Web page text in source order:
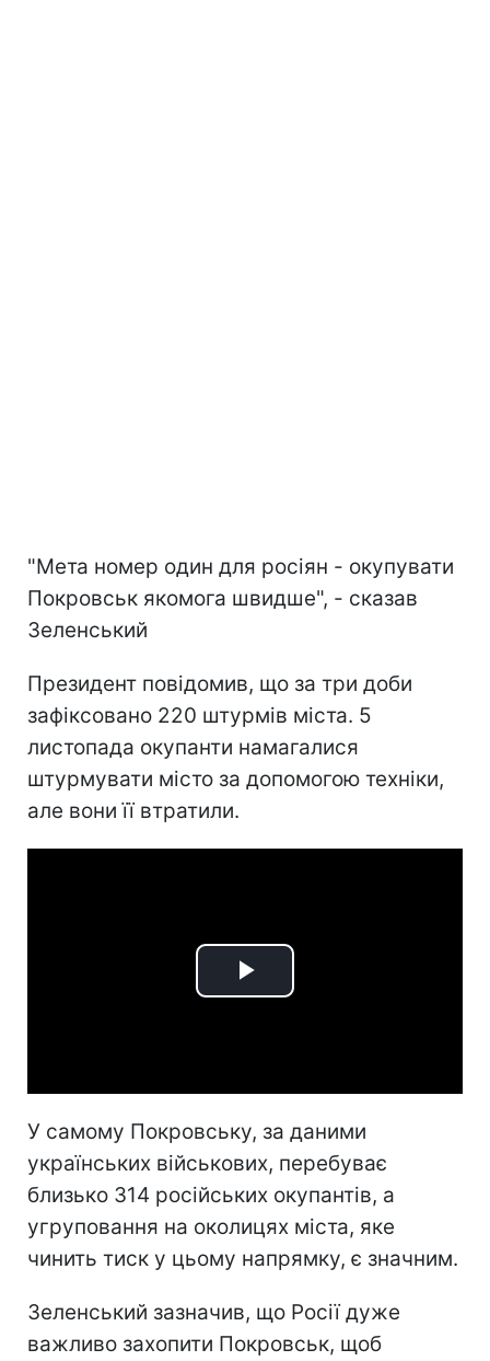
"Мета номер один для росіян - окупувати
Покровськ якомога швидше", - сказав
Зеленський
Президент повідомив, що за три доби
зафіксовано 220 штурмів міста. 5
листопада окупанти намагалися
штурмувати місто за допомогою техніки,
але вони її втратили.
Play
У самому Покровську, за даними
українських військових, перебуває
близько 314 російських окупантів, а
угруповання на околицях міста, яке
чинить тиск у цьому напрямку, є значним.
Зеленський зазначив, що Росії дуже
важливо захопити Покровськ, щоб